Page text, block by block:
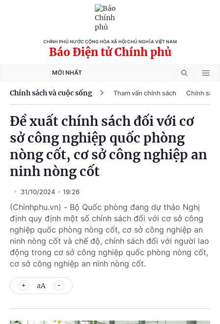
CHÍNH PHỦ NƯỚC CỘNG HÒA XÃ HỘI CHỦ NGHĨA VIỆT NAM
Báo Điện tử Chính phủ
MỚI NHẤT
Chính sách và cuộc sống Tham vấn chính sách Chính
Đề xuất chính sách đối với cơ
sở công nghiệp quốc phòng
nòng cốt, cơ sở công nghiệp an
ninh nòng cốt
31/10/2024 19:26
(Chinhphu.vn) - Bộ Quốc phòng đang dự thảo Nghị
định quy định một số chính sách đối với cơ sở công
nghiệp quốc phòng nòng cốt, cơ sở công nghiệp an
ninh nòng cốt và chế độ, chính sách đối với người lao
động trong cơ sở công nghiệp quốc phòng nòng cốt,
cơ sở công nghiệp an ninh nòng cốt.
aA